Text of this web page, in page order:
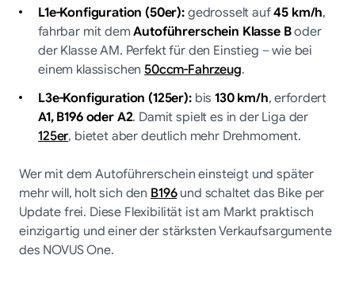
L1e-Konfiguration (50er):gedrosselt auf45 km/h,
fahrbar mit demAutoführerschein Klasse Boder
der Klasse AM. Perfekt für den Einstieg – wie bei
einem klassischen50ccm-Fahrzeug.
L3e-Konfiguration (125er):bis130 km/h, erfordert
A1, B196 oder A2. Damit spielt es in der Liga der
125er, bietet aber deutlich mehr Drehmoment.
Wer mit dem Autoführerschein einsteigt und später
mehr will, holt sich denB196und schaltet das Bike per
Update frei. Diese Flexibilität ist am Markt praktisch
einzigartig und einer der stärksten Verkaufsargumente
des NOVUS One.